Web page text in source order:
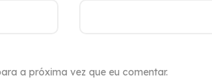
a próxima vez que eu comentar.